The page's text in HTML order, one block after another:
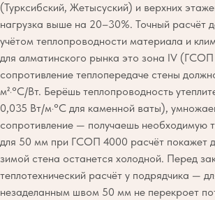
(Турксибский, Жетысуский) и верхних
нагрузка выше на 20–30%. Точный расчёт
учётом теплопроводности материала и
для алматинского рынка это зона IV
сопротивление теплопередаче стены
м²·°C/Вт. Берёшь теплопроводность
0,035 Вт/м·°C для каменной ваты),
сопротивление — получаешь необходимую
для 50 мм при ГСОП 4000 расчёт покажет
зимой стена останется холодной. Перед
теплотехнический расчёт у подрядчика —
незаделанным швом 50 мм не перекроет